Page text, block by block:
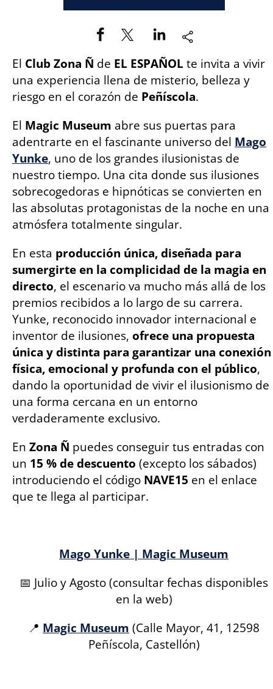
El Club Zona Ñ de EL ESPAÑOL te invita a vivir
una experiencia llena de misterio, belleza y
riesgo en el corazón de Peñíscola.
El Magic Museum abre sus puertas para
adentrarte en el fascinante universo del Mago
Yunke, uno de los grandes ilusionistas de
nuestro tiempo. Una cita donde sus ilusiones
sobrecogedoras e hipnóticas se convierten en
las absolutas protagonistas de la noche en una
atmósfera totalmente singular.
En esta producción única, diseñada para
sumergirte en la complicidad de la magia en
directo, el escenario va mucho más allá de los
premios recibidos a lo largo de su carrera.
Yunke, reconocido innovador internacional e
inventor de ilusiones, ofrece una propuesta
única y distinta para garantizar una conexión
física, emocional y profunda con el público,
dando la oportunidad de vivir el ilusionismo de
una forma cercana en un entorno
verdaderamente exclusivo.
En Zona Ñ puedes conseguir tus entradas con
un 15 % de descuento (excepto los sábados)
introduciendo el código NAVE15 en el enlace
que te llega al participar.
Mago Yunke | Magic Museum
📅 Julio y Agosto (consultar fechas disponibles
en la web)
📍 Magic Museum (Calle Mayor, 41, 12598
Peñíscola, Castellón)